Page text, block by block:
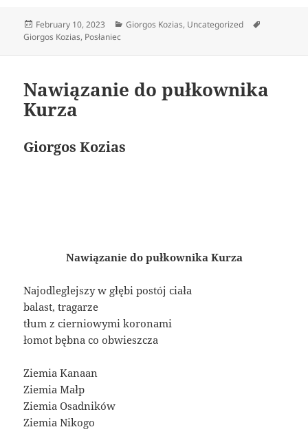
Posted
on
February 10, 2023 Categories
Giorgos Kozias, Uncategorized
Giorgos Kozias, Posłaniec
Nawiązanie do pułkownika
Kurza
Giorgos Kozias
Nawiązanie do pułkownika Kurza
Najodleglejszy w głębi postój ciała
balast, tragarze
tłum z cierniowymi koronami
łomot bębna co obwieszcza
Ziemia Kanaan
Ziemia Małp
Ziemia Osadników
Ziemia Nikogo